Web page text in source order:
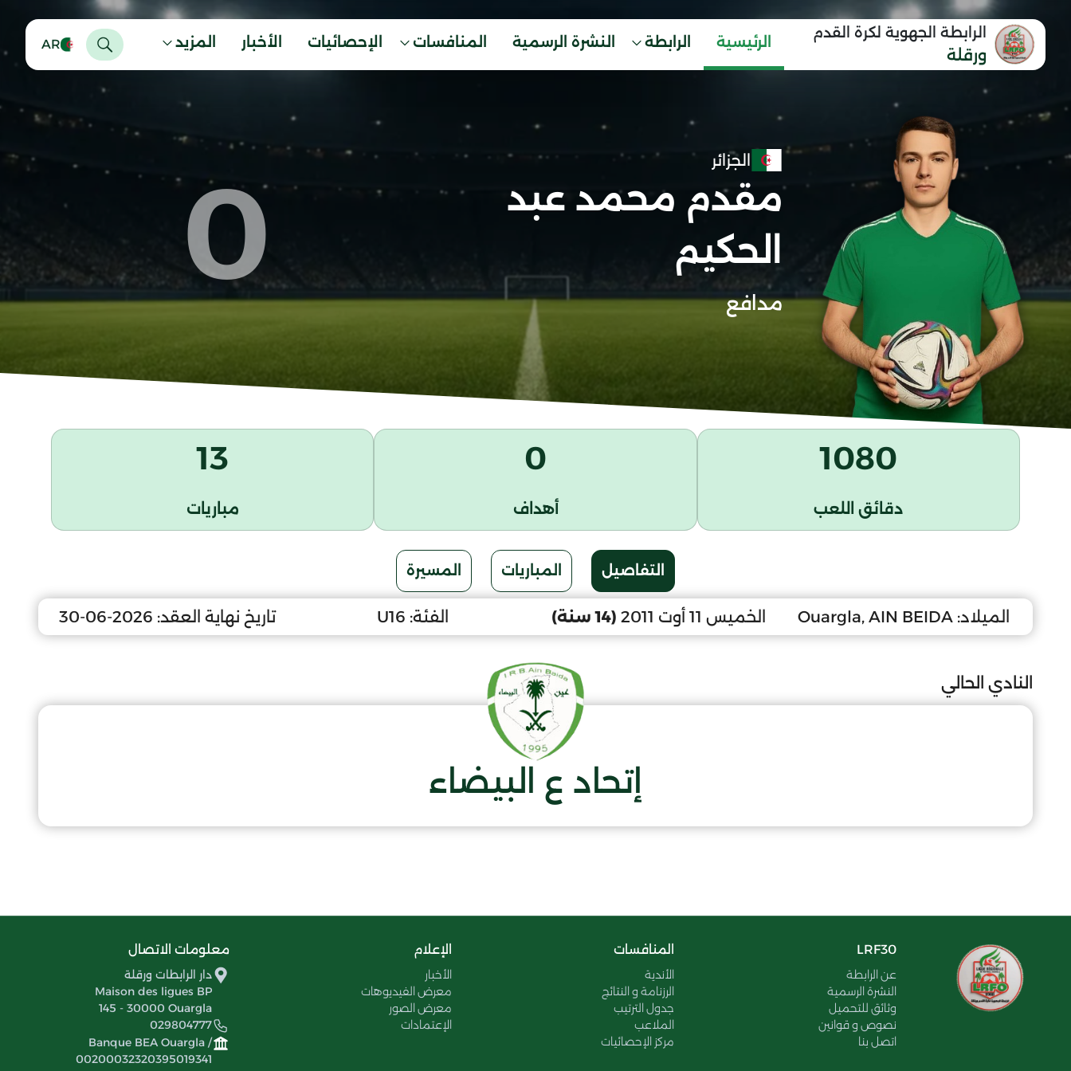
الرابطة الجهوية لكرة القدم
ورقلة
الرئيسية الرابطة النشرة الرسمية المنافسات الإحصائيات الأخبار المزيد AR
الجزائر
مقدم محمد عبد
الحكيم
مدافع 0
1080
دقائق اللعب
0
أهداف
13
مباريات
التفاصيل المباريات المسيرة
الميلاد: Ouargla, AIN BEIDA الخميس 11 أوت 2011 (14 سنة) الفئة: U16 تاريخ نهاية العقد: 2026-06-30
النادي الحالي
إتحاد ع البيضاء
LRF30
عن الرابطة
النشرة الرسمية
وثائق للتحميل
نصوص و قوانين
اتصل بنا
المنافسات
الأندية
الرزنامة و النتائج
جدول الترتيب
الملاعب
مركز الإحصائيات
الإعلام
الأخبار
معرض الفيديوهات
معرض الصور
الإعتمادات
معلومات الاتصال
دار الرابطات ورقلة
Maison des ligues BP
145 - 30000 Ouargla
029804777
Banque BEA Ouargla /
00200032320395019341